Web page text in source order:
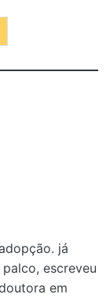
já
escreveu
em